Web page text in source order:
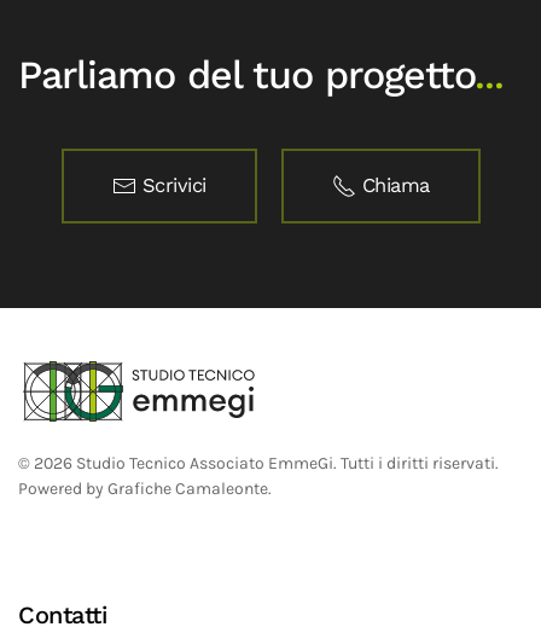
Parliamo del tuo progetto...
Scrivici Chiama
© 2026 Studio Tecnico Associato EmmeGi. Tutti i diritti riservati.
Powered by Grafiche Camaleonte.
Contatti